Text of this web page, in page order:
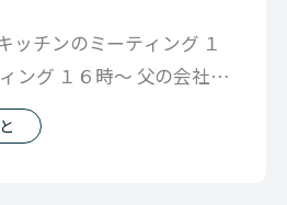
ッチンのミーティング １
ング １６時〜 父の会社の
時間に自分